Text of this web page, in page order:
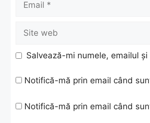
Site
web
Salvează-mi numele, emailul
Notifică-mă prin email când
Notifică-mă prin email când